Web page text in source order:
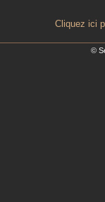
Cliquez ici
©